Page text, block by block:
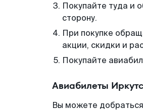
Покупайте туда и
сторону.
При покупке
акции, скидки и
Покупайте
Авиабилеты
Вы можете